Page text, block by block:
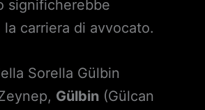
significherebbe
la carriera di avvocato.
Sorella Gülbin
Gülbin(Gülcan